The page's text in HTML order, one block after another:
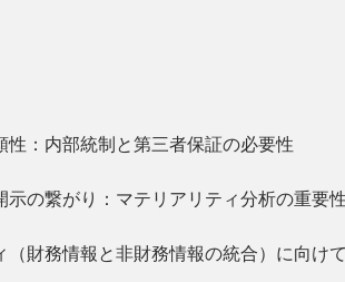
性：内部統制と第三者保証の必要性
示の繋がり：マテリアリティ分析の重要性
（財務情報と非財務情報の統合）に向け